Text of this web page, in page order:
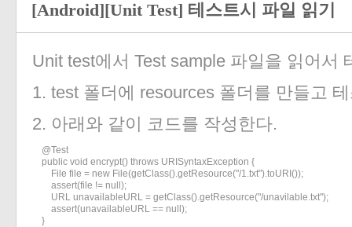
[Android][Unit Test] 테스트시 파일 읽기
Unit test에서 Test sample 파일을 읽어서
1. test 폴더에 resources 폴더를 만들고
2. 아래와 같이 코드를 작성한다.
    @Test
    public void encrypt() throws URISyntaxException {
        File file = new File(getClass().getResource("/1.txt").toURI());
        assert(file != null);
        URL unavailableURL = getClass().getResource("/unavilable.txt");
        assert(unavailableURL == null);
    }